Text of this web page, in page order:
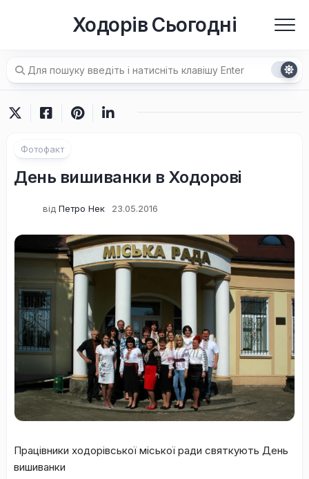
Ходорів Сьогодні
Фотофакт
День вишиванки в Ходорові
від Петро Нек 23.05.2016
Працівники ходорівської міської ради святкують День
вишиванки